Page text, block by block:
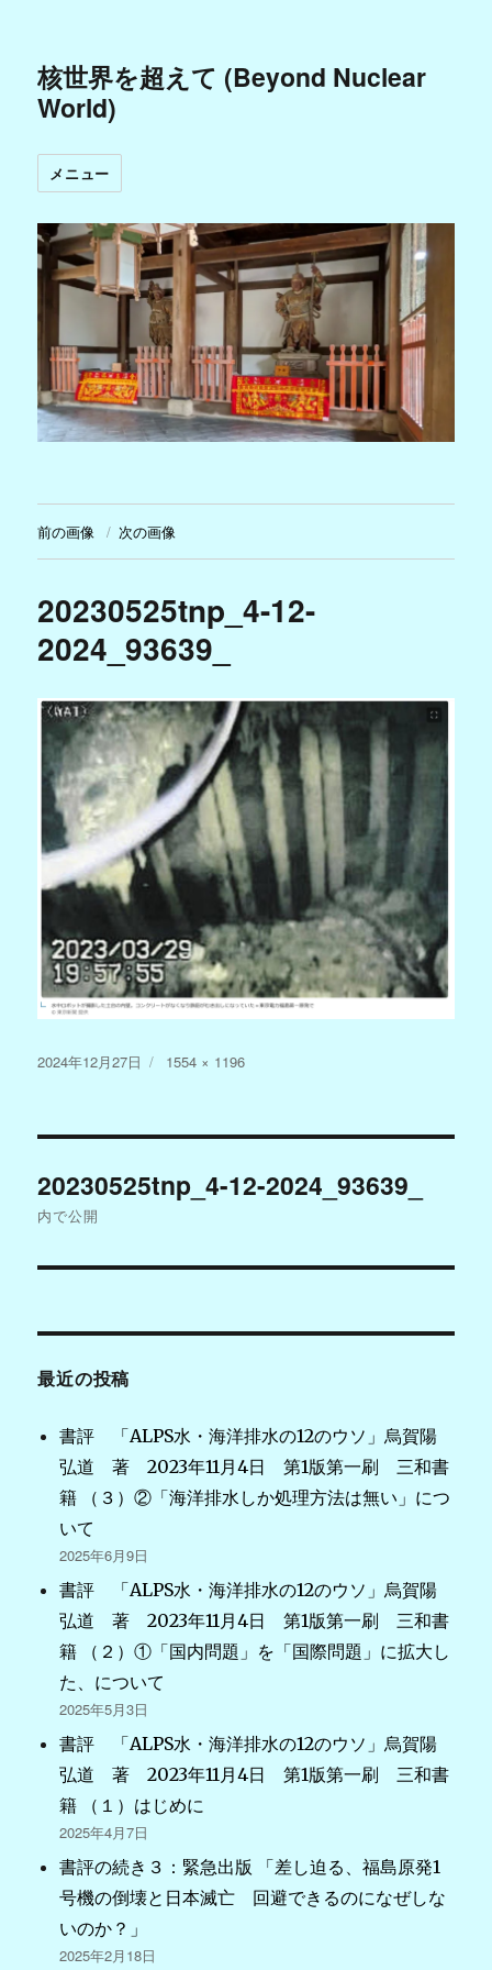
核世界を超えて (Beyond Nuclear
World)
メニュー
前の画像 次の画像
20230525tnp_4-12-
2024_93639_
投
2024年12月27日
フ
1554 × 1196
稿
ゲ
ー
シ
ョ
ン
20230525tnp_4-12-2024_93639_
内で公開
最近の投稿
書評 「ALPS水・海洋排水の12のウソ」烏賀陽
弘道 著 2023年11月4日 第1版第一刷 三和書
籍 （３）②「海洋排水しか処理方法は無い」につ
いて
2025年6月9日
書評 「ALPS水・海洋排水の12のウソ」烏賀陽
弘道 著 2023年11月4日 第1版第一刷 三和書
籍 （２）①「国内問題」を「国際問題」に拡大し
た、について
2025年5月3日
書評 「ALPS水・海洋排水の12のウソ」烏賀陽
弘道 著 2023年11月4日 第1版第一刷 三和書
籍 （１）はじめに
2025年4月7日
書評の続き３：緊急出版 「差し迫る、福島原発1
号機の倒壊と日本滅亡 回避できるのになぜしな
いのか？」
2025年2月18日